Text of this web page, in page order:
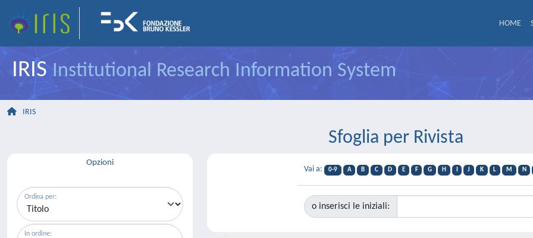
HOME
IRISInstitutional Research Information System
IRIS
Sfoglia per Rivista
Opzioni
Ordina per:
In ordine:
Vai a: 0-9 A B C D E F G H J K L M N
o inserisci le iniziali: